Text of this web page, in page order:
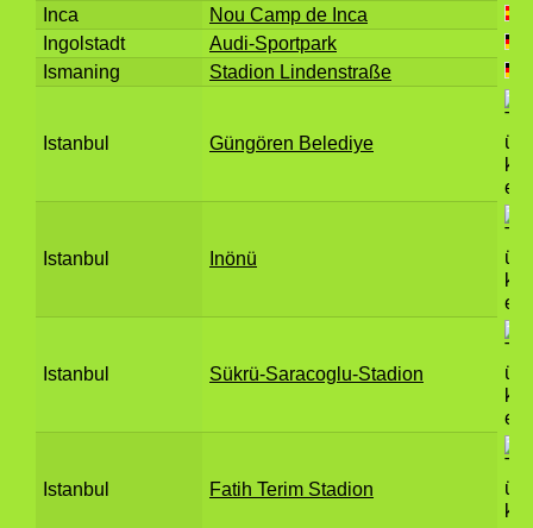
Inca
Nou Camp de Inca
Ingolstadt
Audi-Sportpark
Ismaning
Stadion Lindenstraße
Istanbul Güngören Belediye
Istanbul Inönü
Istanbul Sükrü-Saracoglu-Stadion
Istanbul Fatih Terim Stadion